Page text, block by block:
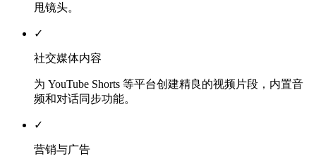
甩镜头。
✓
社交媒体内容
为 YouTube Shorts 等平台创建精良的视频片段，内置音
频和对话同步功能。
✓
营销与广告